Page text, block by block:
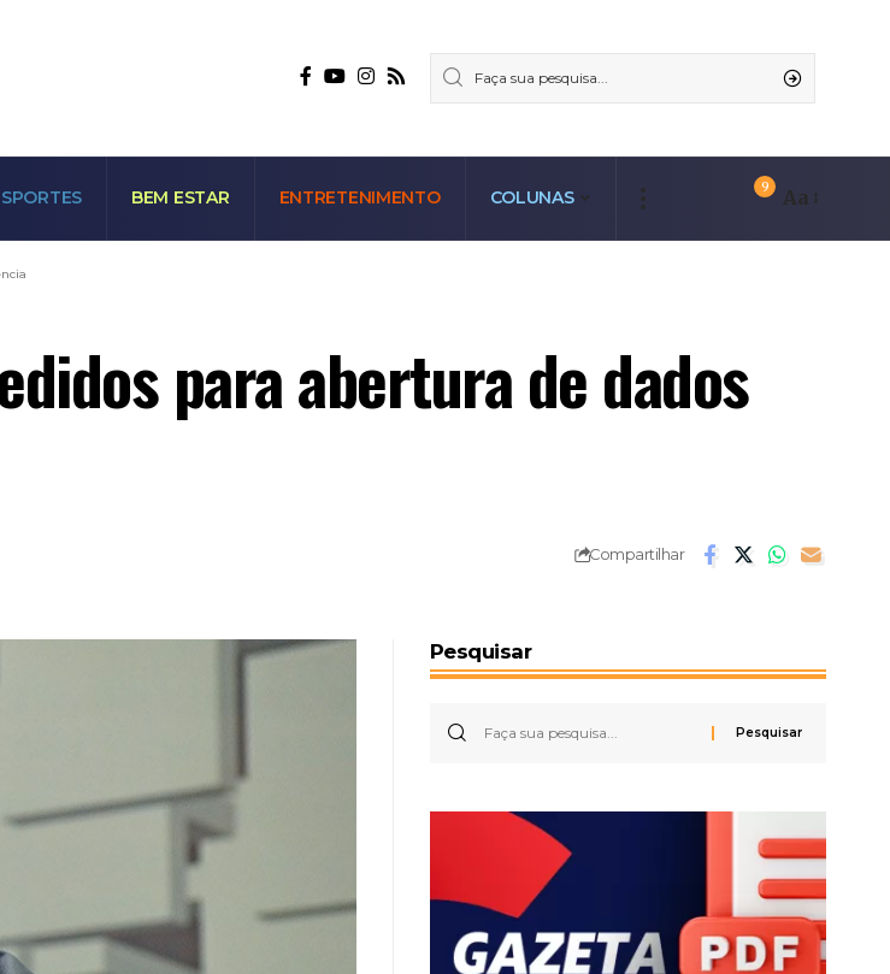
BEM ESTAR ENTRETENIMENTO COLUNAS
9 Aa
para abertura de dados
Compartilhar
Pesquisar